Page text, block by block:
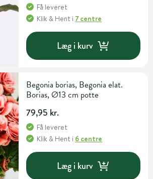
Få leveret
Klik & Hent i 7 centre
Læg i kurv
Begonia borias, Begonia elat.
Borias, Ø13 cm potte
79,95 kr.
Få leveret
Klik & Hent i 6 centre
Læg i kurv